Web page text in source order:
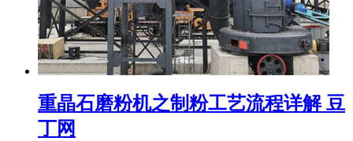
重晶石磨粉机之制粉工艺流程详解 豆
丁网